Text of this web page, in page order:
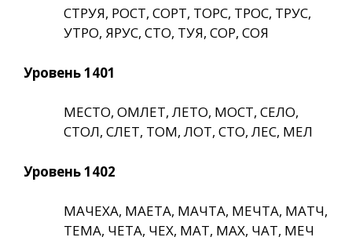
СТРУЯ, РОСТ, СОРТ, ТОРС, ТРОС, ТРУС,
УТРО, ЯРУС, СТО, ТУЯ, СОР, СОЯ
Уровень 1401
МЕСТО, ОМЛЕТ, ЛЕТО, МОСТ, СЕЛО,
СТОЛ, СЛЕТ, ТОМ, ЛОТ, СТО, ЛЕС, МЕЛ
Уровень 1402
МАЧЕХА, МАЕТА, МАЧТА, МЕЧТА, МАТЧ,
ТЕМА, ЧЕТА, ЧЕХ, МАТ, МАХ, ЧАТ, МЕЧ